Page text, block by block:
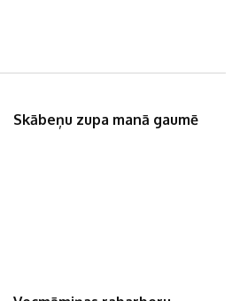
Skābeņu zupa manā gaumē